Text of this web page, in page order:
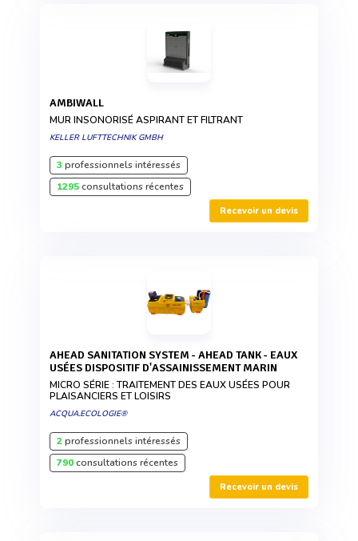
AMBIWALL
MUR INSONORISÉ ASPIRANT ET FILTRANT
KELLER LUFTTECHNIK GMBH
3 professionnels intéressés
1295consultations récentes
Recevoir un devis
AHEAD SANITATION SYSTEM - AHEAD TANK - EAUX
USÉES DISPOSITIF D'ASSAINISSEMENT MARIN
MICRO SÉRIE : TRAITEMENT DES EAUX USÉES POUR
PLAISANCIERS ET LOISIRS
ACQUA.ECOLOGIE®
2professionnels intéressés
790consultations récentes
Recevoir un devis